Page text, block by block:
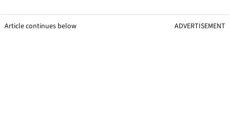
Article continues below ADVERTISEMENT